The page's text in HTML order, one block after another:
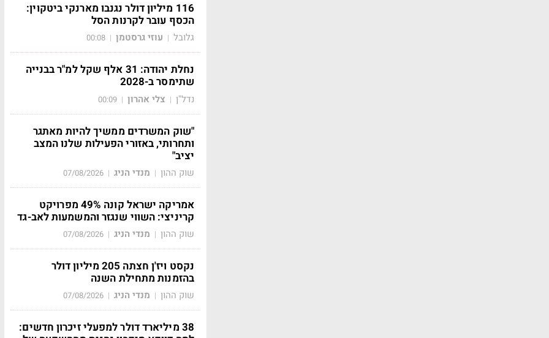
116 מיליון דולר נגנבו מארנקי ביטקוין:
הכסף עובר לקרנות הסל
גלובל | עוזי גרסטמן |
00:08
נחלת יהודה: 31 אלף שקל למ"ר בבנייה
שתימסר ב-2028
נדל"ן | צלי אהרון |
00:09
"שוק המשרדים ממשיך להיות מאתגר
ותחרותי, באזורי הפעילות שלנו המצב
יציב"
שוק ההון | מנדי הניג |
07/08/2026
אמריקה ישראל קונה 49% מפרויקט
קריניצי: השווי שנגזר והמשמעות לאב-גד
שוק ההון | מנדי הניג |
07/08/2026
נקסט ויז'ן חצתה 205 מיליון דולר
בהזמנות מתחילת השנה
שוק ההון | מנדי הניג |
07/08/2026
38 מיליארד דולר למפעלי זיכרון חדשים: